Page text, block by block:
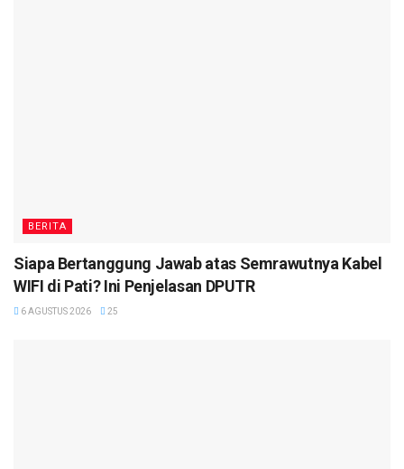
BERITA
Siapa Bertanggung Jawab atas Semrawutnya Kabel
WIFI di Pati? Ini Penjelasan DPUTR
6 AGUSTUS 2026 25